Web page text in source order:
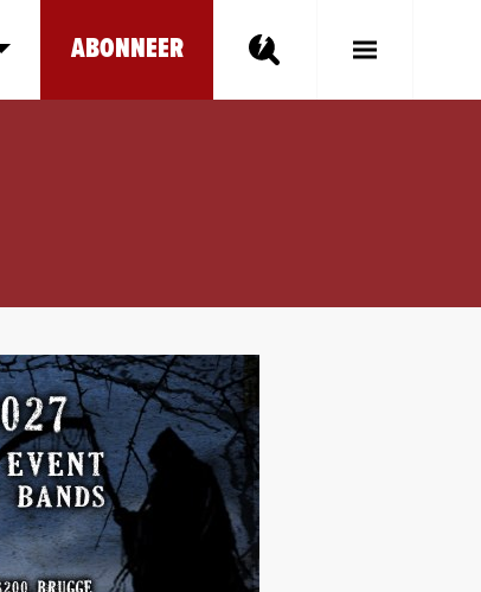
ABONNEER
Toggle